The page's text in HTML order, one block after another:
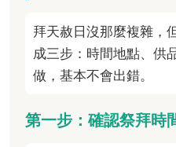
拜天赦日沒那麼複雜，
成三步：時間地點、供
做，基本不會出錯。
第一步：確認祭拜時